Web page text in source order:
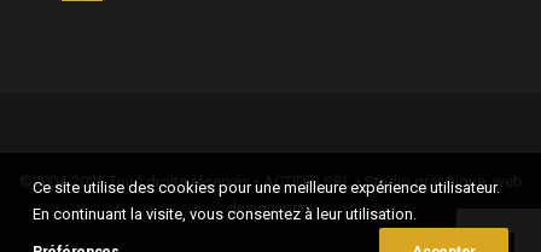
©2004-2025 Tous droits réservés • ACTIDIS SRL • Studio graphique, web
design, print
Ce site utilise des cookies pour une meilleure expérience utilisateur.
En continuant la visite, vous consentez à leur utilisation.